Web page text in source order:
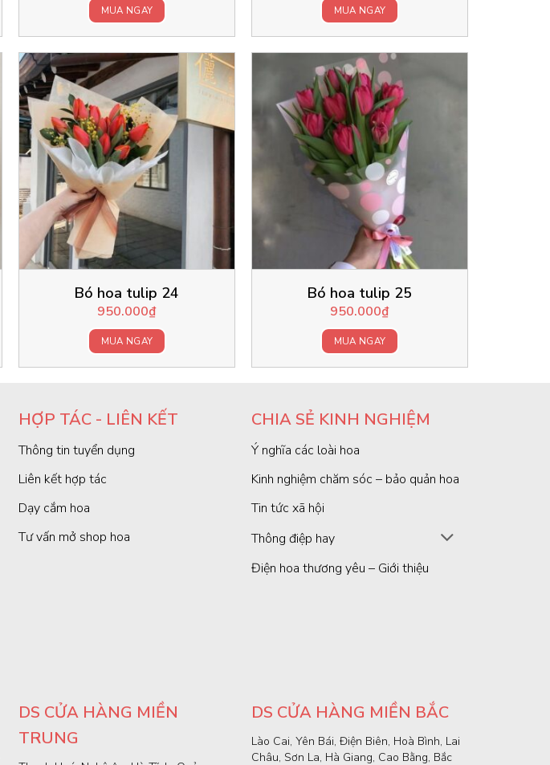
MUA NGAY MUA NGAY
Bó hoa tulip 24
950.000₫
MUA NGAY
Bó hoa tulip 25
950.000₫
MUA NGAY
HỢP TÁC - LIÊN KẾT
Thông tin tuyển dụng
Liên kết hợp tác
Dạy cắm hoa
Tư vấn mở shop hoa
CHIA SẺ KINH NGHIỆM
Ý nghĩa các loài hoa
Kinh nghiệm chăm sóc – bảo quản hoa
Tin tức xã hội
Thông điệp hay
Điện hoa thương yêu – Giới thiệu
DS CỬA HÀNG MIỀN
TRUNG
DS CỬA HÀNG MIỀN BẮC
Lào Cai, Yên Bái, Điện Biên, Hoà Bình, Lai
Châu, Sơn La, Hà Giang, Cao Bằng, Bắc